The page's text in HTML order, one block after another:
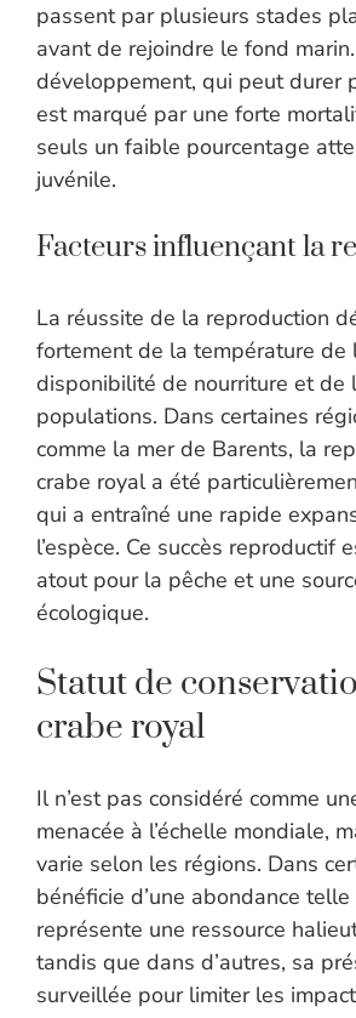
passent par plusieurs stades
avant de rejoindre le fond
développement, qui peut durer
est marqué par une forte
seuls un faible pourcentage
juvénile.
Facteurs influençant la
La réussite de la reproduction
fortement de la température de
disponibilité de nourriture et de
populations. Dans certaines
comme la mer de Barents, la
crabe royal a été
qui a entraîné une rapide
l’espèce. Ce succès reproductif
atout pour la pêche et une
écologique.
Statut de
crabe royal
Il n’est pas considéré comme
menacée à l’échelle mondiale,
varie selon les régions. Dans
bénéficie d’une abondance telle
représente une ressource
tandis que dans d’autres, sa
surveillée pour limiter les